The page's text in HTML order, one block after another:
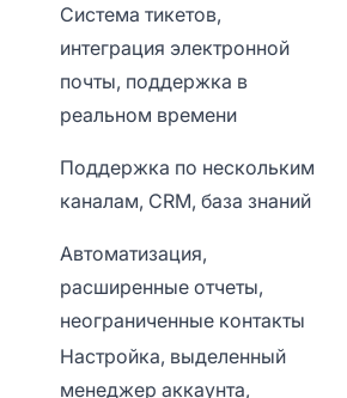
Система тикетов,
интеграция электронной
почты, поддержка в
реальном времени
Поддержка по нескольким
каналам, CRM, база знаний
Автоматизация,
расширенные отчеты,
неограниченные контакты
Настройка, выделенный
менеджер аккаунта,